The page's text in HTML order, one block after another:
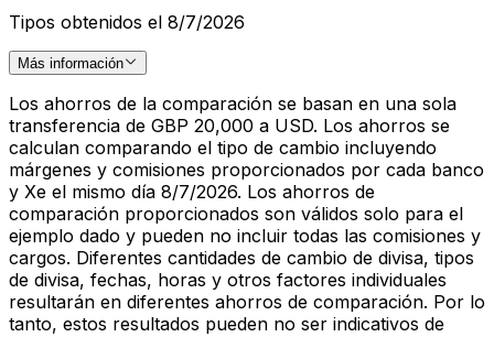
Tipos obtenidos el 8/7/2026
Más información
Los ahorros de la comparación se basan en una sola
transferencia de GBP 20,000 a USD. Los ahorros se
calculan comparando el tipo de cambio incluyendo
márgenes y comisiones proporcionados por cada banco
y Xe el mismo día 8/7/2026. Los ahorros de
comparación proporcionados son válidos solo para el
ejemplo dado y pueden no incluir todas las comisiones y
cargos. Diferentes cantidades de cambio de divisa, tipos
de divisa, fechas, horas y otros factores individuales
resultarán en diferentes ahorros de comparación. Por lo
tanto, estos resultados pueden no ser indicativos de